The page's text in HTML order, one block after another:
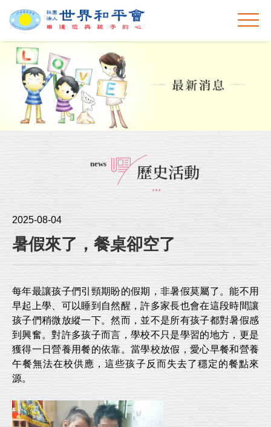
news
歷史活動
2025-08-04
暑假來了，餐桌卻空了
每年最讓孩子們引頸期盼的假期，非暑假莫屬了。能不用
早起上學、可以睡到自然醒，許多家長也會在這段時間讓
孩子們稍微放縱一下。然而，並不是所有孩子都對暑假感
到興奮。對許多孩子而言，學校不只是學習的地方，更是
獲得一日營養用餐的依靠。當學校放假，愛心早餐和營養
午餐無法在校供應，這些孩子反而失去了穩定的餐點來
源。